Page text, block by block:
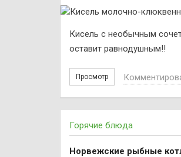
Кисель с необычным
оставит равнодушным!!
Просмотр
Горячие блюда
Норвежские рыбные